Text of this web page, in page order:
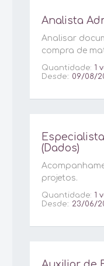
Analista
Analisar
compra de
Quantidade: 1
Desde:: 09/08/
(Dados)
projetos.
Quantidade: 1
Desde:: 23/06/